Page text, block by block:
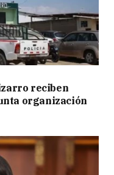
reciben
organización